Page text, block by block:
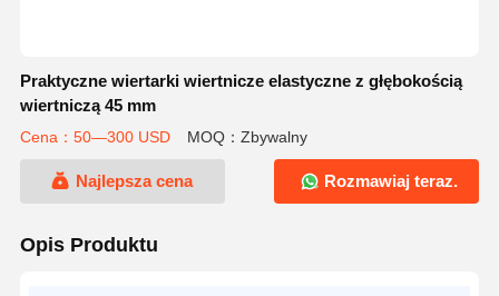
Praktyczne wiertarki wiertnicze elastyczne z głębokością
wiertniczą 45 mm
Cena：50—300 USD MOQ：Zbywalny
Najlepsza cena Rozmawiaj teraz.
Opis Produktu